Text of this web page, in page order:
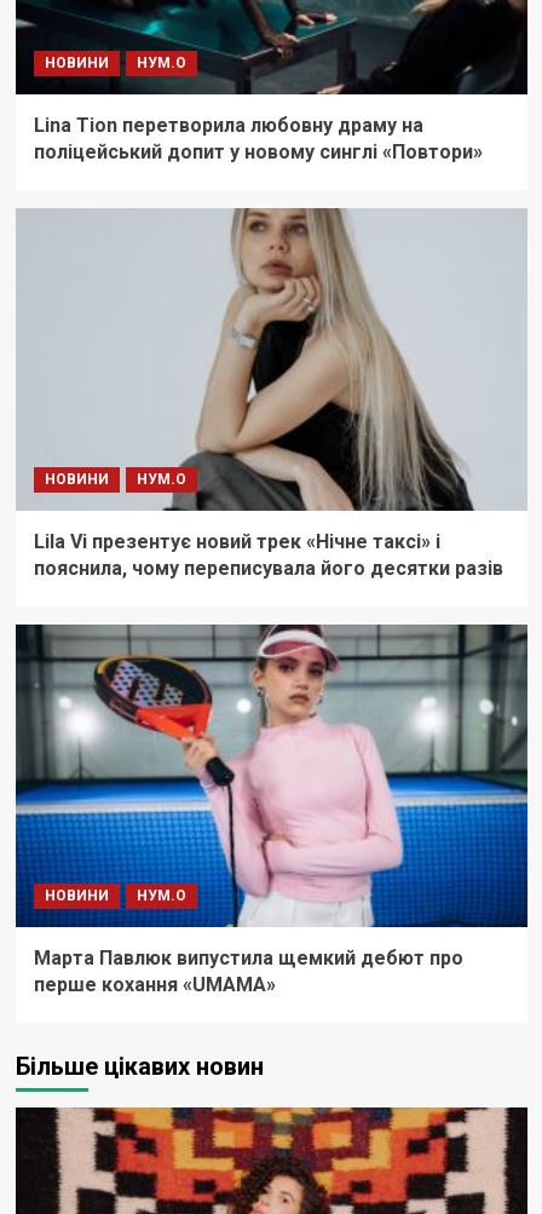
НОВИНИ НУМ.О
Lina Tion перетворила любовну драму на
поліцейський допит у новому синглі «Повтори»
НОВИНИ НУМ.О
Lila Vi презентує новий трек «Нічне таксі» і
пояснила, чому переписувала його десятки разів
НОВИНИ НУМ.О
Марта Павлюк випустила щемкий дебют про
перше кохання «UМАМА»
Більше цікавих новин